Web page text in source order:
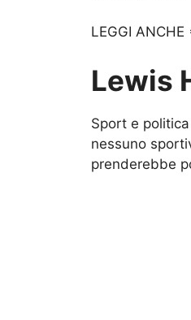
LEGGI ANCHE
Lewis
Sport e
nessuno
prenderebbe